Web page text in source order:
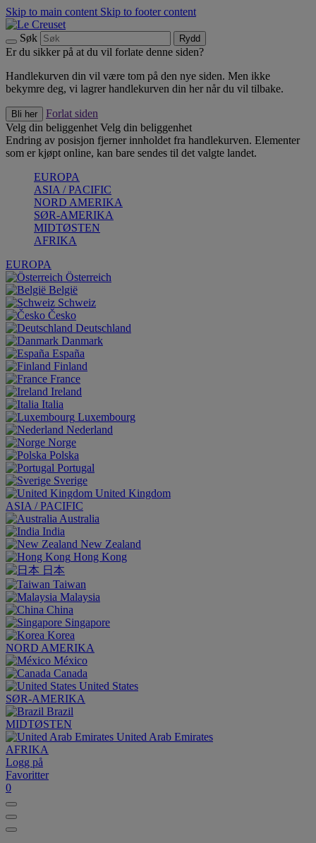
Skip to main content Skip to footer content
Søk Rydd
Er du sikker på at du vil forlate denne siden?
Handlekurven din vil være tom på den nye siden. Men ikke
bekymre deg, vi lagrer handlekurven din her når du vil tilbake.
Bli her
Forlat siden
Velg din beliggenhet Velg din beliggenhet
Endring av posisjon fjerner innholdet fra handlekurven. Elementer
som er kjøpt online, kan bare sendes til det valgte landet.
EUROPA
ASIA / PACIFIC
NORD AMERIKA
SØR-AMERIKA
MIDTØSTEN
AFRIKA
EUROPA
Österreich
België
Schweiz
Česko
Deutschland
Danmark
España
Finland
France
Ireland
Italia
Luxembourg
Nederland
Norge
Polska
Portugal
Sverige
United Kingdom
ASIA / PACIFIC
Australia
India
New Zealand
Hong Kong
日本
Taiwan
Malaysia
China
Singapore
Korea
NORD AMERIKA
México
Canada
United States
SØR-AMERIKA
Brazil
MIDTØSTEN
United Arab Emirates
AFRIKA
Logg på
Favoritter
0